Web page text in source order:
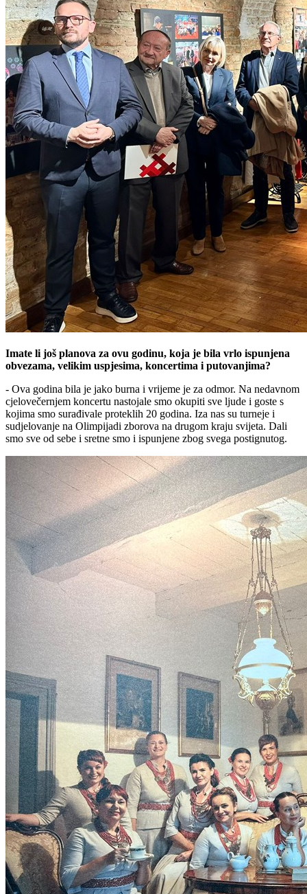
Imate li još planova za ovu godinu, koja je bila vrlo ispunjena
obvezama, velikim uspjesima, koncertima i putovanjima?
- Ova godina bila je jako burna i vrijeme je za odmor. Na nedavnom
cjelovečernjem koncertu nastojale smo okupiti sve ljude i goste s
kojima smo surađivale proteklih 20 godina. Iza nas su turneje i
sudjelovanje na Olimpijadi zborova na drugom kraju svijeta. Dali
smo sve od sebe i sretne smo i ispunjene zbog svega postignutog.